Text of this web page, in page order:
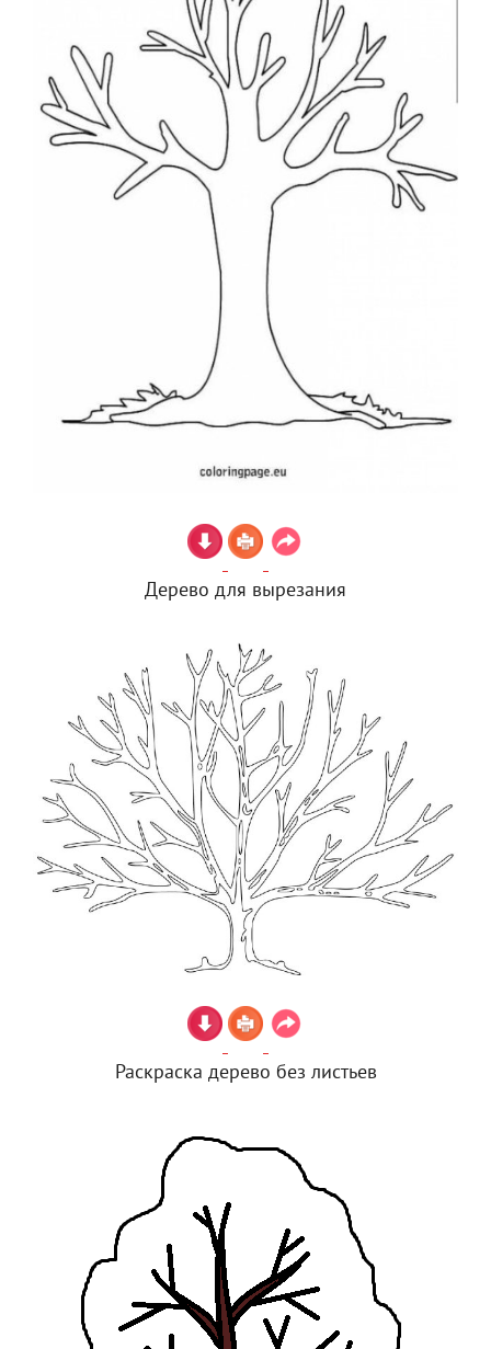
Дерево для вырезания
Раскраска дерево без листьев